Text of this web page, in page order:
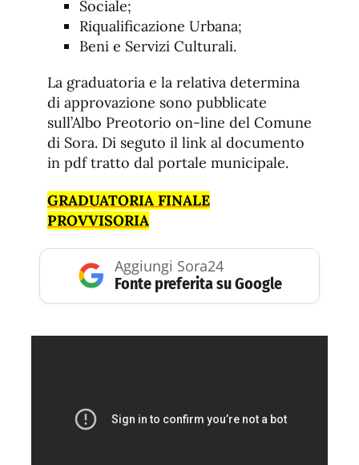
Sociale;
Riqualificazione Urbana;
Beni e Servizi Culturali.
La graduatoria e la relativa determina
di approvazione sono pubblicate
sull’Albo Preotorio on-line del Comune
di Sora. Di seguto il link al documento
in pdf tratto dal portale municipale.
GRADUATORIA FINALE
PROVVISORIA
Aggiungi Sora24
Fonte preferita su Google